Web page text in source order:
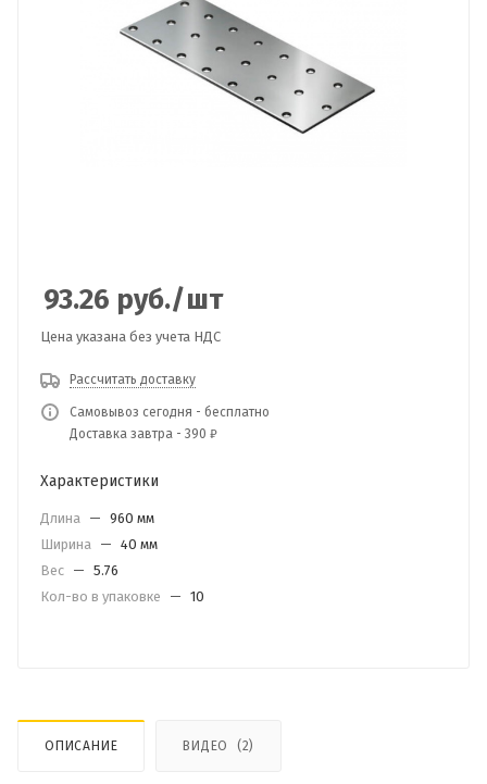
93.26 руб./шт
Цена указана без учета НДС
Рассчитать доставку
Самовывоз сегодня - бесплатно
Доставка завтра - 390 ₽
Характеристики
Длина — 960 мм
Ширина — 40 мм
Вес — 5.76
Кол-во в упаковке
— 10
ОПИСАНИЕ ВИДЕО (2)